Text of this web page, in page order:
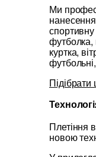
Ми
спортивну
куртка,
Плетіння
новою